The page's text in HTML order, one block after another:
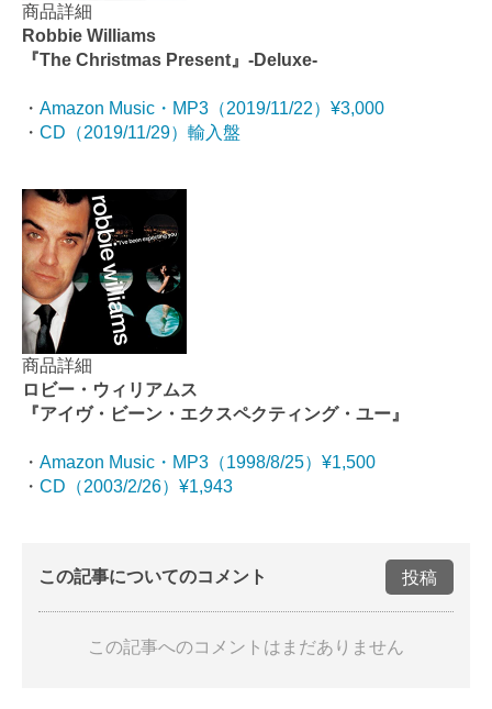
商品詳細
Robbie Williams
『The Christmas Present』-Deluxe-
・ Amazon Music・MP3（2019/11/22）¥3,000
・ CD（2019/11/29）輸入盤
商品詳細
ロビー・ウィリアムス
『アイヴ・ビーン・エクスペクティング・ユー』
・ Amazon Music・MP3（1998/8/25）¥1,500
・ CD（2003/2/26）¥1,943
この記事についてのコメント 投稿
この記事へのコメントはまだありません